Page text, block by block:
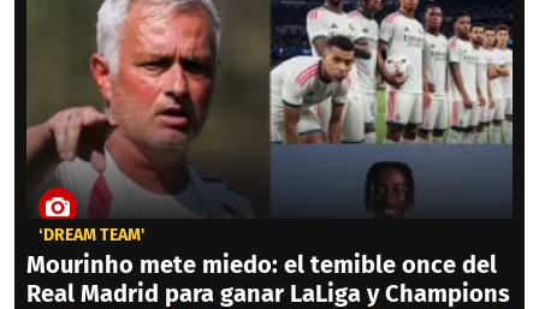
‘DREAM TEAM'
Mourinho mete miedo: el temible once del
Real Madrid para ganar LaLiga y Champions